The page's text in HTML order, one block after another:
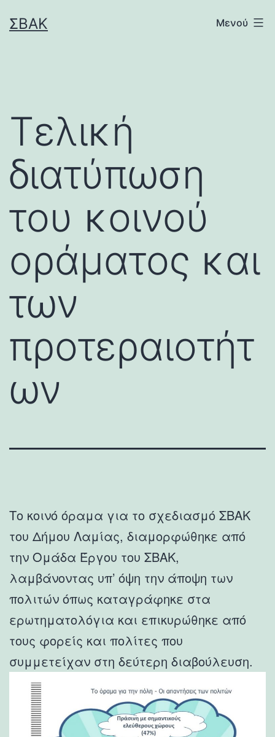
σεΣΒΑΚ Μενού
Τελική
διατύπωση
του κοινού
οράματος και
των
προτεραιοτήτ
ων
Το κοινό όραμα για το σχεδιασμό ΣΒΑΚ
του Δήμου Λαμίας, διαμορφώθηκε από
την Ομάδα Έργου του ΣΒΑΚ,
λαμβάνοντας υπ’ όψη την άποψη των
πολιτών όπως καταγράφηκε στα
ερωτηματολόγια και επικυρώθηκε από
τους φορείς και πολίτες που
συμμετείχαν στη δεύτερη διαβούλευση.